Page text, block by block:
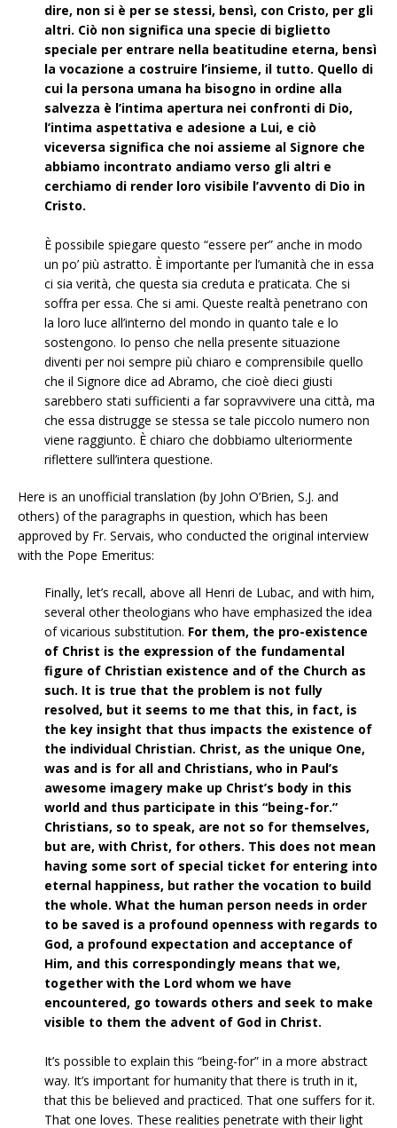
dire, non si è per se stessi, bensì, con Cristo, per gli
altri. Ciò non significa una specie di biglietto
speciale per entrare nella beatitudine eterna, bensì
la vocazione a costruire l’insieme, il tutto. Quello di
cui la persona umana ha bisogno in ordine alla
salvezza è l’intima apertura nei confronti di Dio,
l’intima aspettativa e adesione a Lui, e ciò
viceversa significa che noi assieme al Signore che
abbiamo incontrato andiamo verso gli altri e
cerchiamo di render loro visibile l’avvento di Dio in
Cristo.
È possibile spiegare questo “essere per” anche in modo
un po’ più astratto. È importante per l’umanità che in essa
ci sia verità, che questa sia creduta e praticata. Che si
soffra per essa. Che si ami. Queste realtà penetrano con
la loro luce all’interno del mondo in quanto tale e lo
sostengono. Io penso che nella presente situazione
diventi per noi sempre più chiaro e comprensibile quello
che il Signore dice ad Abramo, che cioè dieci giusti
sarebbero stati sufficienti a far sopravvivere una città, ma
che essa distrugge se stessa se tale piccolo numero non
viene raggiunto. È chiaro che dobbiamo ulteriormente
riflettere sull’intera questione.
Here is an unofficial translation (by John O’Brien, S.J. and
others) of the paragraphs in question, which has been
approved by Fr. Servais, who conducted the original interview
with the Pope Emeritus:
Finally, let’s recall, above all Henri de Lubac, and with him,
several other theologians who have emphasized the idea
of vicarious substitution. For them, the pro-existence
of Christ is the expression of the fundamental
figure of Christian existence and of the Church as
such. It is true that the problem is not fully
resolved, but it seems to me that this, in fact, is
the key insight that thus impacts the existence of
the individual Christian. Christ, as the unique One,
was and is for all and Christians, who in Paul’s
awesome imagery make up Christ’s body in this
world and thus participate in this “being-for.”
Christians, so to speak, are not so for themselves,
but are, with Christ, for others. This does not mean
having some sort of special ticket for entering into
eternal happiness, but rather the vocation to build
the whole. What the human person needs in order
to be saved is a profound openness with regards to
God, a profound expectation and acceptance of
Him, and this correspondingly means that we,
together with the Lord whom we have
encountered, go towards others and seek to make
visible to them the advent of God in Christ.
It’s possible to explain this “being-for” in a more abstract
way. It’s important for humanity that there is truth in it,
that this be believed and practiced. That one suffers for it.
That one loves. These realities penetrate with their light